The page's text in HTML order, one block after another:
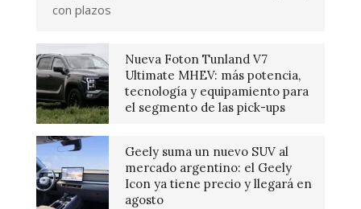
con plazos
Nueva Foton Tunland V7
Ultimate MHEV: más potencia,
tecnología y equipamiento para
el segmento de las pick-ups
Geely suma un nuevo SUV al
mercado argentino: el Geely
Icon ya tiene precio y llegará en
agosto